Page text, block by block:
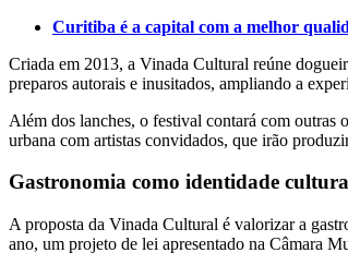
Curitiba é a capital com a melhor
Criada em 2013, a Vinada Cultural reúne
preparos autorais e inusitados, ampliando a
Além dos lanches, o festival contará com outras
urbana com artistas convidados, que irão
Gastronomia como identidade
A proposta da Vinada Cultural é valorizar a
ano, um projeto de lei apresentado na Câmara